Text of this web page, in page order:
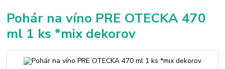
Pohár na víno PRE OTECKA 470
ml 1 ks *mix dekorov